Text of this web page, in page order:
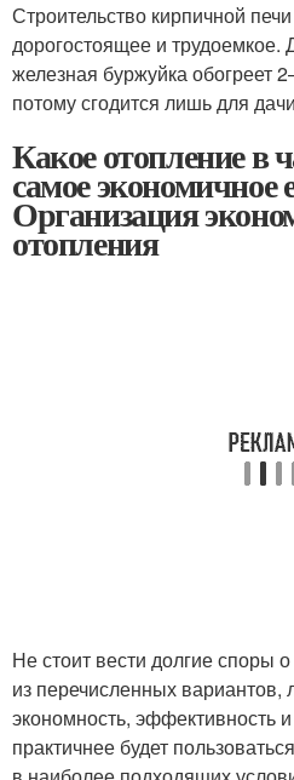
Строительство кирпичной
дорогостоящее и трудоемкое.
железная буржуйка обогреет
потому сгодится лишь для
Какое отопление в
самое экономичное
Организация
отопления
Не стоит вести долгие споры
из перечисленных вариантов,
экономность, эффективность
практичнее будет